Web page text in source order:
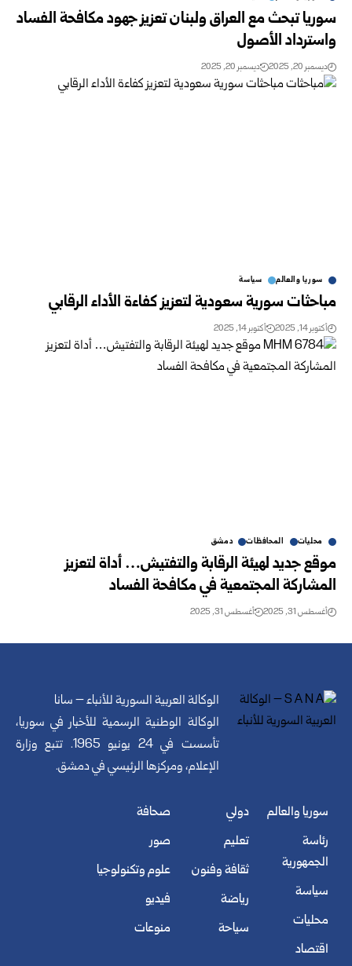
سوريا تبحث مع العراق ولبنان تعزيز جهود مكافحة الفساد
واسترداد الأصول
ديسمبر 20, 2025 ديسمبر 20, 2025
سوريا والعالم سياسة
مباحثات سورية سعودية لتعزيز كفاءة الأداء الرقابي
أكتوبر 14, 2025 أكتوبر 14, 2025
محليات المحافظات دمشق
موقع جديد لهيئة الرقابة والتفتيش… أداة لتعزيز
المشاركة المجتمعية في مكافحة الفساد
أغسطس 31, 2025 أغسطس 31, 2025
الوكالة العربية السورية للأنباء – سانا
الوكالة الوطنية الرسمية للأخبار في سوريا،
تأسست في 24 يونيو 1965. تتبع وزارة
الإعلام، ومركزها الرئيسي في دمشق.
سوريا والعالم
رئاسة
الجمهورية
سياسة
محليات
اقتصاد
دولي
تعليم
ثقافة وفنون
رياضة
سياحة
صحافة
صور
علوم وتكنولوجيا
فيديو
منوعات